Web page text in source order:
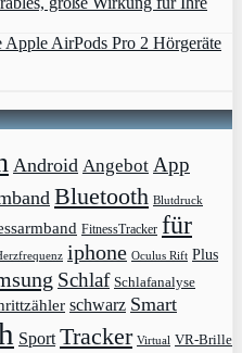
AirPods Pro 2 Hörgeräte
Android Angebot App
Bluetooth Blutdruck
FitnessTracker für
iphone Oculus Rift Plus
Schlaf Schlafanalyse
schwarz Smart
Sport Tracker Virtual VR-Brille